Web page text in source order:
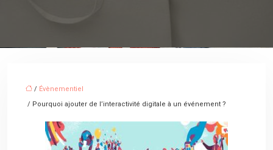
/ Évènementiel
/ Pourquoi ajouter de l’interactivité digitale à un événement ?